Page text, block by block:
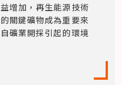
增加，再生能源技術
關鍵礦物成為重要來
礦業開採引起的環境